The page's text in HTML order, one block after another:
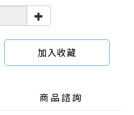
加入收藏
商品諮詢